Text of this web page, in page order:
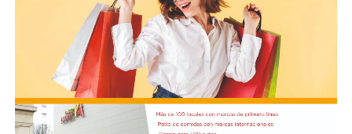
La tónica de la primera etapa se trasladó al
complemento. River se hizo cargo de manejar el balón
en campo rival y, pese a que logró ser más punzante en
algunas ofensivas, no pudo impacientar al
arquero Felipe Zenobio. Del otro lado,
el Matador continuó con su intento de pegar con
ataques directos. Cuando el desarrollo era lento y lejos